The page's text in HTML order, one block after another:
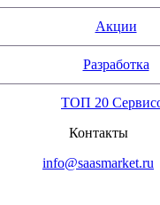
Акции
Разработка
ТОП 20
Контакты
info@saasmarket.ru